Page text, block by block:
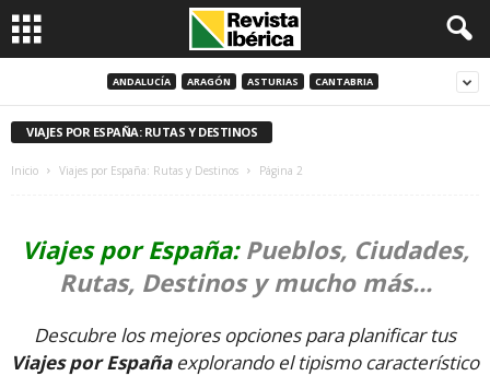
ANDALUCÍA ARAGÓN ASTURIAS CANTABRIA
VIAJES POR ESPAÑA: RUTAS Y DESTINOS
Inicio Viajes por España: Rutas y Destinos Página 2
Viajes por España: Pueblos, Ciudades,
Rutas, Destinos y mucho más...
Descubre los mejores opciones para planificar tus
Viajes por Españaexplorando el tipismo característico